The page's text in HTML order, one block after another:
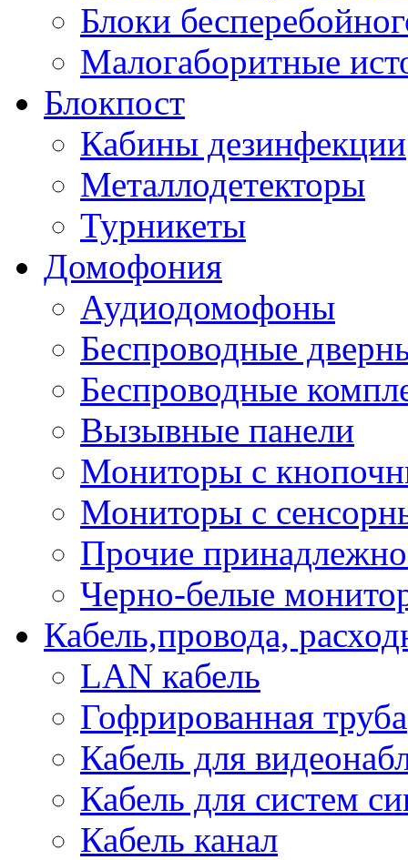
Блоки
Малогаборитные
Блокпост
Кабины дезинфекции
Металлодетекторы
Турникеты
Домофония
Аудиодомофоны
Беспроводные
Беспроводные
Вызывные панели
Мониторы с
Мониторы с
Прочие
Черно-белые
Кабель,провода,
LAN кабель
Гофрированная труба
Кабель для
Кабель для систем
Кабель канал